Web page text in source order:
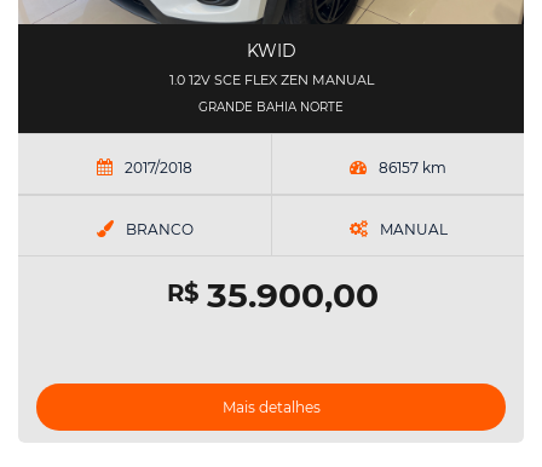
KWID
1.0 12V SCE FLEX ZEN MANUAL
GRANDE BAHIA NORTE
2017/2018 86157 km
BRANCO MANUAL
R$35.900,00
Mais detalhes